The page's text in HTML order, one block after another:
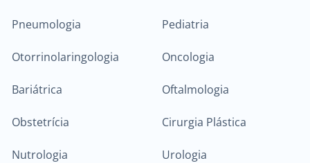
Pneumologia Pediatria
Otorrinolaringologia Oncologia
Bariátrica Oftalmologia
Obstetrícia Cirurgia Plástica
Nutrologia Urologia